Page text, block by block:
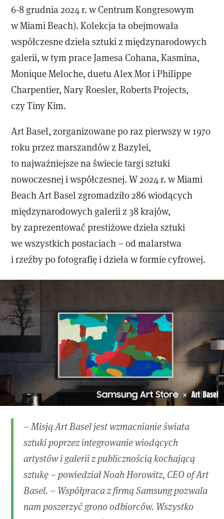
6-8 grudnia 2024 r. w Centrum Kongresowym
w Miami Beach). Kolekcja ta obejmowała
współczesne dzieła sztuki z międzynarodowych
galerii, w tym prace Jamesa Cohana, Kasmina,
Monique Meloche, duetu Alex Mor i Philippe
Charpentier, Nary Roesler, Roberts Projects,
czy Tiny Kim.
Art Basel, zorganizowane po raz pierwszy w 1970
roku przez marszandów z Bazylei,
to najważniejsze na świecie targi sztuki
nowoczesnej i współczesnej. W 2024 r. w Miami
Beach Art Basel zgromadziło 286 wiodących
międzynarodowych galerii z 38 krajów,
by zaprezentować prestiżowe dzieła sztuki
we wszystkich postaciach – od malarstwa
i rzeźby po fotografię i dzieła w formie cyfrowej.
– Misją Art Basel jest wzmacnianie świata
sztuki poprzez integrowanie wiodących
artystów i galerii z publicznością kochającą
sztukę – powiedział Noah Horowitz, CEO of Art
Basel. – Współpraca z firmą Samsung pozwala
nam poszerzyć grono odbiorców. Wszystko